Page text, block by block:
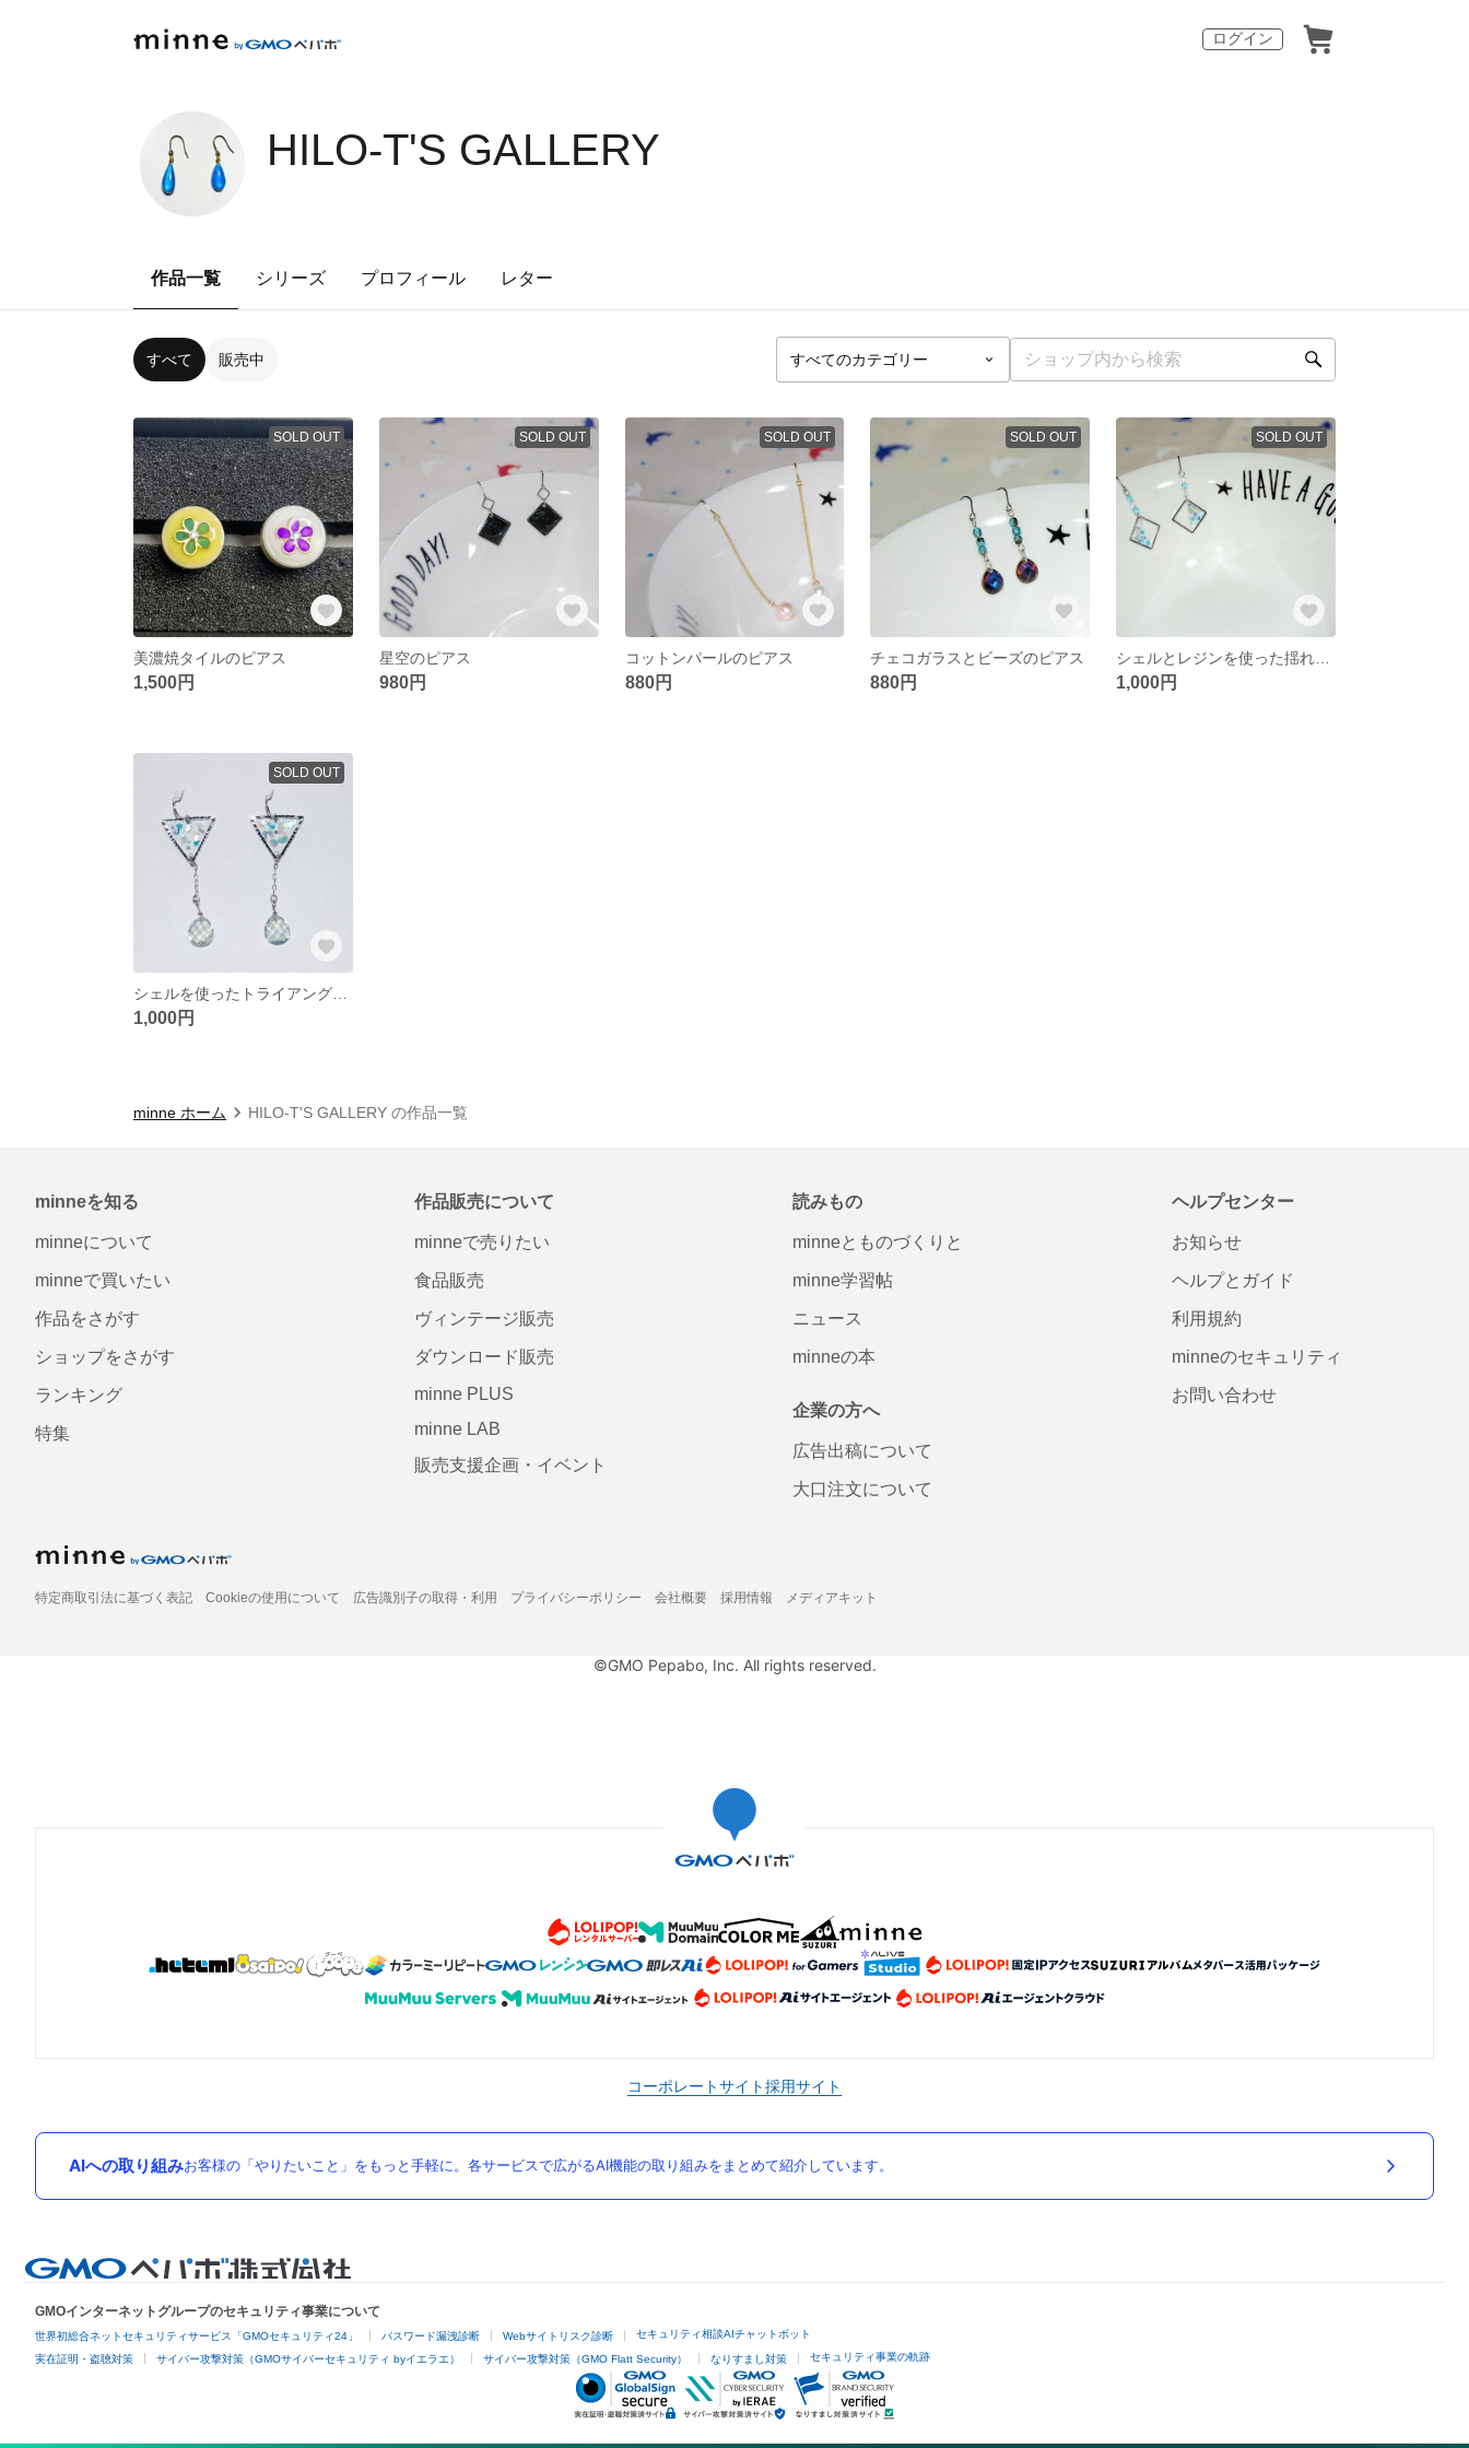
ログイン
HILO-T'S GALLERY
作品一覧 シリーズ プロフィール レター
すべて 販売中
SOLD OUT
美濃焼タイルのピアス
1,500円
SOLD OUT
星空のピアス
980円
SOLD OUT
コットンパールのピアス
880円
SOLD OUT
チェコガラスとビーズのピアス
880円
SOLD OUT
1,000円
SOLD OUT
1,000円
minne ホーム HILO-T'S GALLERY の作品一覧
minneを知る
minneについて
minneで買いたい
作品をさがす
ショップをさがす
ランキング
特集
作品販売について
minneで売りたい
食品販売
ヴィンテージ販売
ダウンロード販売
minne PLUS
minne LAB
販売支援企画・イベント
読みもの
minneとものづくりと
minne学習帖
ニュース
minneの本
企業の方へ
広告出稿について
大口注文について
ヘルプセンター
お知らせ
ヘルプとガイド
利用規約
minneのセキュリティ
お問い合わせ
特定商取引法に基づく表記 Cookieの使用について 広告識別子の取得・利用 プライバシーポリシー 会社概要 採用情報 メディアキット
©GMO Pepabo, Inc. All rights reserved.
コーポレートサイト採用サイト
AIへの取り組みお客様の「やりたいこと」をもっと手軽に。各サービスで広がるAI機能の取り組みをまとめて紹介しています。
GMOインターネットグループのセキュリティ事業について
世界初総合ネットセキュリティサービス「GMOセキュリティ24」 パスワード漏洩診断 Webサイトリスク診断 セキュリティ相談AIチャットボット
実在証明・盗聴対策 サイバー攻撃対策（GMOサイバーセキュリティ byイエラエ） サイバー攻撃対策（GMO Flatt Security） なりすまし対策 セキュリティ事業の軌跡